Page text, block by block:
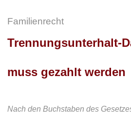
Familienrecht
Trennungsunterhalt-
muss gezahlt werden
Nach den Buchstaben des